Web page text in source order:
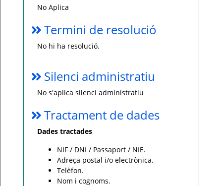
No Aplica
Termini de resolució
No hi ha resolució.
Silenci administratiu
No s'aplica silenci administratiu
Tractament de dades
Dades tractades
NIF / DNI / Passaport / NIE.
Adreça postal i/o electrònica.
Telèfon.
Nom i cognoms.